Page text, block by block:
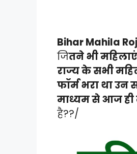
Bihar Mahila
जितने भी
राज्य के सभी
फॉर्म भरा था उन
माध्यम से आज ही
है??/